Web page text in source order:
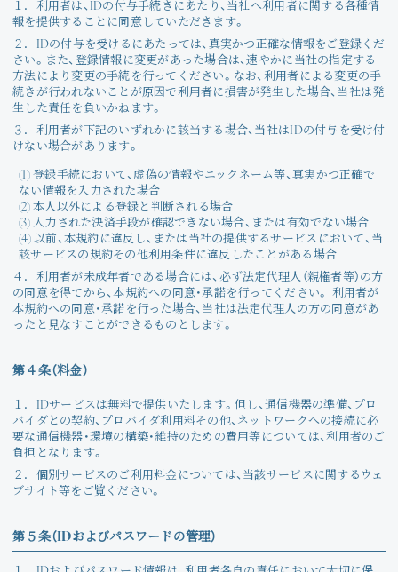
１． 利用者は、IDの付与手続きにあたり、当社へ利用者に関する各種情
報を提供することに同意していただきます。
２．
IDの付与を受けるにあたっては、真実かつ正確な情報をご登録くだ
さい。また、登録情報に変更があった場合は、速やかに当社の指定する
方法により変更の手続を行ってください。なお、利用者による変更の手
続きが行われないことが原因で利用者に損害が発生した場合、当社は発
生した責任を負いかねます。
３． 利用者が下記のいずれかに該当する場合、当社はIDの付与を受け付
けない場合があります。
(1) 登録手続において、虚偽の情報やニックネーム等、真実かつ正確で
ない情報を入力された場合
(2) 本人以外による登録と判断される場合
(3) 入力された決済手段が確認できない場合、または有効でない場合
(4) 以前、本規約に違反し、または当社の提供するサービスにおいて、当
該サービスの規約その他利用条件に違反したことがある場合
４． 利用者が未成年者である場合には、必ず法定代理人（親権者等）の方
の同意を得てから、本規約への同意・承諾を行ってください。 利用者が
本規約への同意・承諾を行った場合、当社は法定代理人の方の同意があ
ったと見なすことができるものとします。
第４条（料金）
１．
IDサービスは無料で提供いたします。但し、通信機器の準備、プロ
バイダとの契約、プロバイダ利用料その他、ネットワークへの接続に必
要な通信機器・環境の構築・維持のための費用等については、利用者のご
負担となります。
２． 個別サービスのご利用料金については、当該サービスに関するウェ
ブサイト等をご覧ください。
第５条（IDおよびパスワードの管理）